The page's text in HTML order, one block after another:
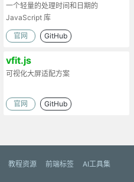
一个轻量的处理时间和日期的
JavaScript 库
官网 GitHub
vfit.js
可视化大屏适配方案
官网 GitHub
教程资源 前端标签
AI工具集